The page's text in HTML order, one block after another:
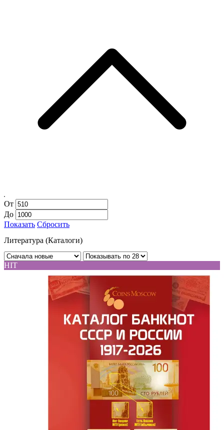
От
До
Показать Сбросить
Литература (Каталоги)
HIT